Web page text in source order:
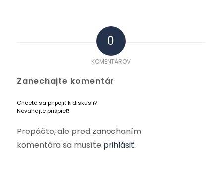
0
KOMENTÁROV
Zanechajte komentár
Chcete sa pripojiť k diskusii?
Neváhajte prispieť!
Prepáčte, ale pred zanechaním
komentára sa musíte prihlásiť.